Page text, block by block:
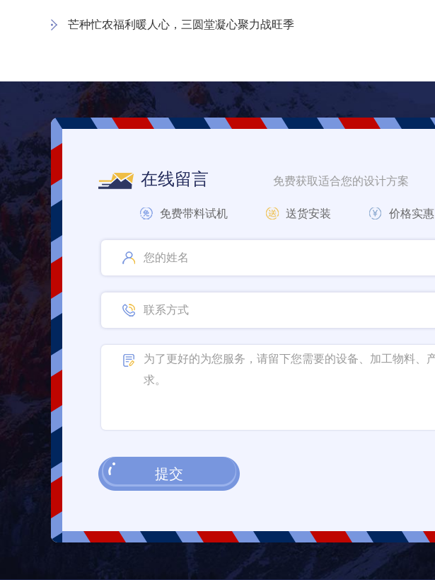
芒种忙农福利暖人心，三圆堂凝心聚力战旺季
在线留言 免费获取适合您的设计方案
免费带料试机 送货安装 价格实惠